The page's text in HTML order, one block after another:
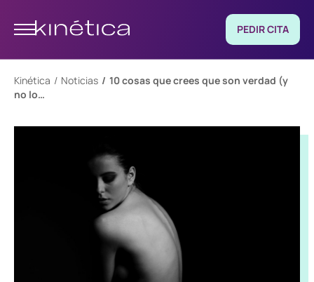
PEDIR CITA
Kinética Noticias
10 cosas que crees que son verdad (y
no lo…